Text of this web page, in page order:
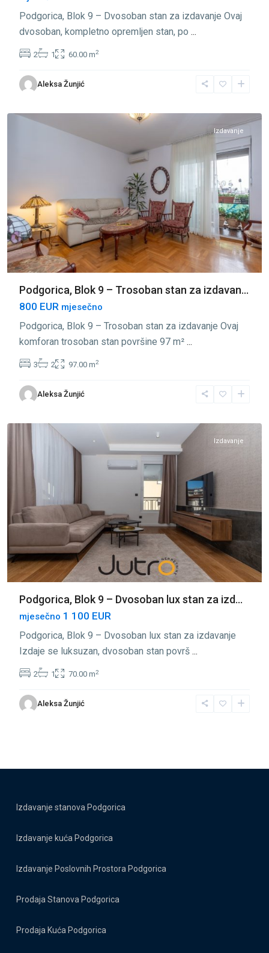
Podgorica, Blok 9 – Dvosoban stan za izdavanje Ovaj
dvosoban, kompletno opremljen stan, po ...
2 1 60.00 m2
Aleksa Žunjić
Blok
9,
Izdavanje
Podgorica, Blok 9 – Trosoban stan za izdavan...
800 EUR mjesečno
Podgorica, Blok 9 – Trosoban stan za izdavanje Ovaj
komforan trosoban stan površine 97 m² ...
3 2 97.00 m2
Aleksa Žunjić
Blok
9,
Izdavanje
Podgorica, Blok 9 – Dvosoban lux stan za izd...
mjesečno 1 100 EUR
Podgorica, Blok 9 – Dvosoban lux stan za izdavanje
Izdaje se luksuzan, dvosoban stan površ ...
2 1 70.00 m2
Aleksa Žunjić
Izdavanje stanova Podgorica
Izdavanje kuća Podgorica
Izdavanje Poslovnih Prostora Podgorica
Prodaja Stanova Podgorica
Prodaja Kuća Podgorica